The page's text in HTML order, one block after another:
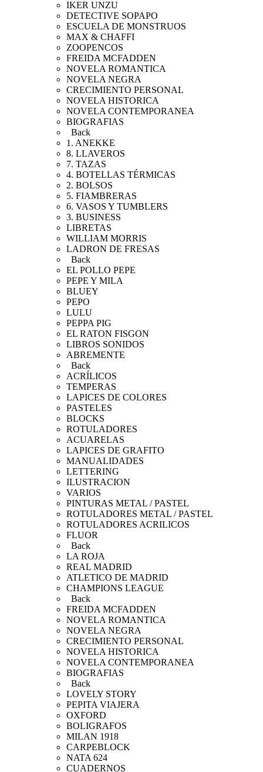
IKER UNZU
DETECTIVE SOPAPO
ESCUELA DE MONSTRUOS
MAX & CHAFFI
ZOOPENCOS
FREIDA MCFADDEN
NOVELA ROMANTICA
NOVELA NEGRA
CRECIMIENTO PERSONAL
NOVELA HISTORICA
NOVELA CONTEMPORANEA
BIOGRAFIAS
Back
1. ANEKKE
8. LLAVEROS
7. TAZAS
4. BOTELLAS TÉRMICAS
2. BOLSOS
5. FIAMBRERAS
6. VASOS Y TUMBLERS
3. BUSINESS
LIBRETAS
WILLIAM MORRIS
LADRON DE FRESAS
Back
EL POLLO PEPE
PEPE Y MILA
BLUEY
PEPO
LULU
PEPPA PIG
EL RATON FISGON
LIBROS SONIDOS
ABREMENTE
Back
ACRÍLICOS
TEMPERAS
LAPICES DE COLORES
PASTELES
BLOCKS
ROTULADORES
ACUARELAS
LAPICES DE GRAFITO
MANUALIDADES
LETTERING
ILUSTRACION
VARIOS
PINTURAS METAL / PASTEL
ROTULADORES METAL / PASTEL
ROTULADORES ACRILICOS
FLUOR
Back
LA ROJA
REAL MADRID
ATLETICO DE MADRID
CHAMPIONS LEAGUE
Back
FREIDA MCFADDEN
NOVELA ROMANTICA
NOVELA NEGRA
CRECIMIENTO PERSONAL
NOVELA HISTORICA
NOVELA CONTEMPORANEA
BIOGRAFIAS
Back
LOVELY STORY
PEPITA VIAJERA
OXFORD
BOLIGRAFOS
MILAN 1918
CARPEBLOCK
NATA 624
CUADERNOS